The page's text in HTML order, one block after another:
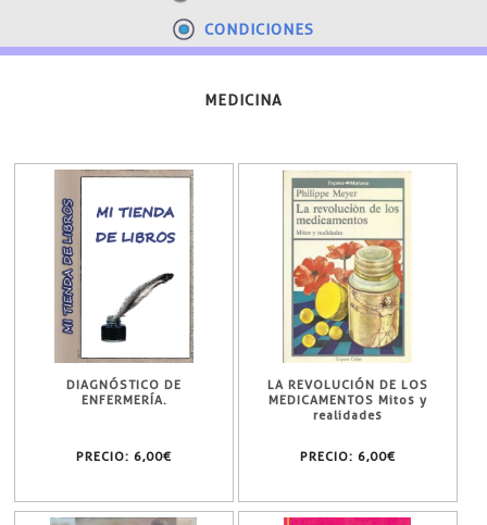
CONDICIONES
MEDICINA
DIAGNÓSTICO DE
ENFERMERÍA.
PRECIO: 6,00€
LA REVOLUCIÓN DE LOS
MEDICAMENTOS Mitos y
realidades
PRECIO: 6,00€